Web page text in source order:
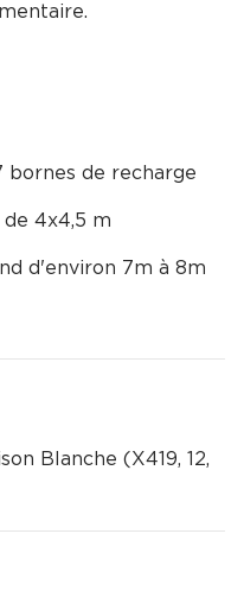
bornes de recharge
4x4,5 m
d'environ 7m à 8m
Blanche (X419, 12,